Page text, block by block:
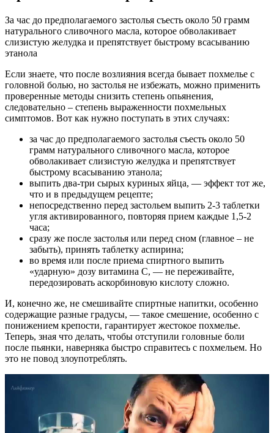
За час до предполагаемого застолья съесть около 50 грамм
натурального сливочного масла, которое обволакивает
слизистую желудка и препятствует быстрому всасыванию
этанола
Если знаете, что после возлияния всегда бывает похмелье с
головной болью, но застолья не избежать, можно применить
проверенные методы снизить степень опьянения,
следовательно – степень выраженности похмельных
симптомов. Вот как нужно поступать в этих случаях:
за час до предполагаемого застолья съесть около 50
грамм натурального сливочного масла, которое
обволакивает слизистую желудка и препятствует
быстрому всасыванию этанола;
выпить два-три сырых куриных яйца, — эффект тот же,
что и в предыдущем рецепте;
непосредственно перед застольем выпить 2-3 таблетки
угля активированного, повторяя прием каждые 1,5-2
часа;
сразу же после застолья или перед сном (главное – не
забыть), принять таблетку аспирина;
во время или после приема спиртного выпить
«ударную» дозу витамина С, — не переживайте,
передозировать аскорбиновую кислоту сложно.
И, конечно же, не смешивайте спиртные напитки, особенно
содержащие разные градусы, — такое смешение, особенно с
понижением крепости, гарантирует жестокое похмелье.
Теперь, зная что делать, чтобы отступили головные боли
после пьянки, наверняка быстро справитесь с похмельем. Но
это не повод злоупотреблять.